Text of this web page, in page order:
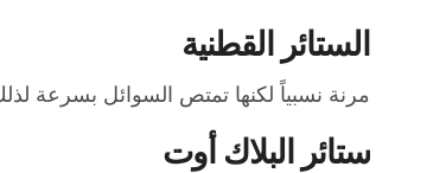
الستائر القطنية
مرنة نسبياً لكنها تمتص السوائل بسرعة
ستائر البلاك أوت